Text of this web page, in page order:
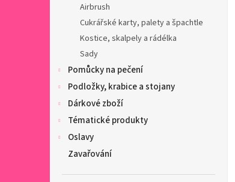
Airbrush
Cukrářské karty, palety a špachtle
Kostice, skalpely a rádélka
Sady
Pomůcky na pečení
Podložky, krabice a stojany
Dárkové zboží
Tématické produkty
Oslavy
Zavařování